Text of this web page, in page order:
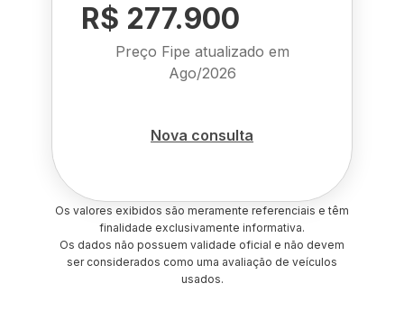
R$ 277.900
Preço Fipe atualizado em
Ago/2026
Nova consulta
Os valores exibidos são meramente referenciais e têm
finalidade exclusivamente informativa.
Os dados não possuem validade oficial e não devem
ser considerados como uma avaliação de veículos
usados.